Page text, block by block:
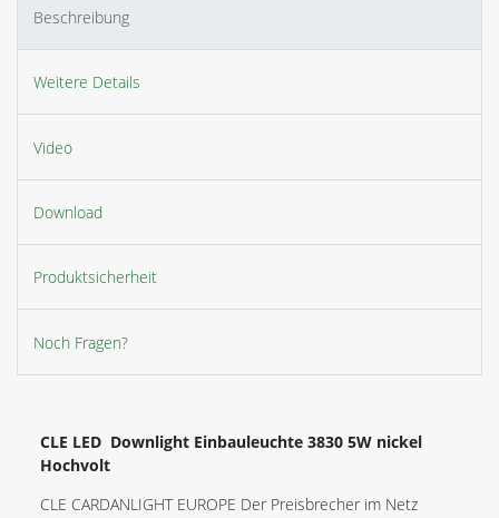
Beschreibung
Weitere Details
Video
Download
Produktsicherheit
Noch Fragen?
CLE LED Downlight Einbauleuchte 3830 5W nickel
Hochvolt
CLE CARDANLIGHT EUROPE Der Preisbrecher im Netz